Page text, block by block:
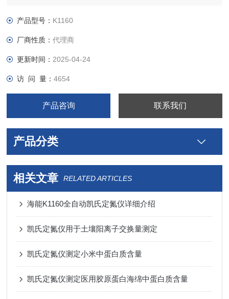
产品型号： K1160
厂商性质：代理商
更新时间： 2025-04-24
访 问 量：4654
产品咨询 联系我们
产品分类
相关文章 RELATED ARTICLES
海能K1160全自动凯氏定氮仪详细介绍
凯氏定氮仪用于土壤阳离子交换量测定
凯氏定氮仪测定小米中蛋白质含量
凯氏定氮仪测定医用胶原蛋白海绵中蛋白质含量